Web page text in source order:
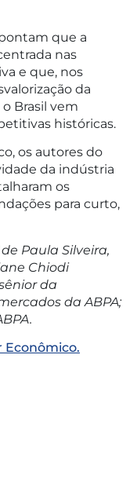
que a
nas
e que, nos
da
Brasil vem
históricas.
os autores do
da indústria
os
para curto,
Paula Silveira,
Chiodi
da
da ABPA;
Econômico.